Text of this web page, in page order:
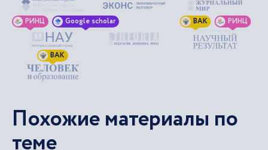
РИНЦ Google scholar ВАК РИНЦ
ВАК
Похожие материалы по
теме